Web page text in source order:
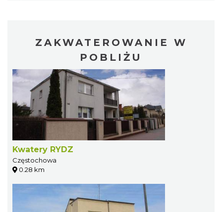
ZAKWATEROWANIE W
POBLIŻU
Kwatery RYDZ
Częstochowa
0.28 km